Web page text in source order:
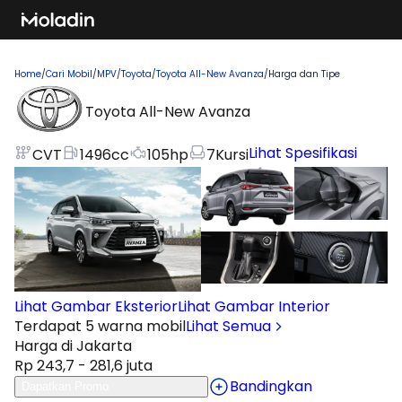
Home/Cari Mobil/MPV/Toyota/Toyota All-New Avanza/Harga dan Tipe
Toyota All-New Avanza
CVT 1496cc 105hp 7KursiLihat Spesifikasi
Lihat Gambar EksteriorLihat Gambar Interior
Terdapat 5 warna mobilLihat Semua
Harga di Jakarta
Rp 243,7 - 281,6 juta
Bandingkan